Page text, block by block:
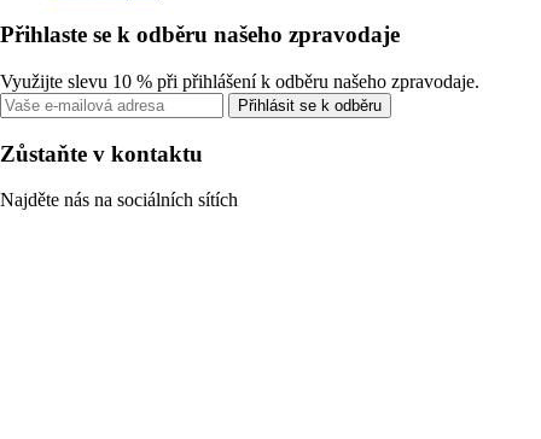
Přihlaste se k odběru našeho zpravodaje
Využijte slevu 10 % při přihlášení k odběru našeho zpravodaje.
Přihlásit se k odběru
Zůstaňte v kontaktu
Najděte nás na sociálních sítích